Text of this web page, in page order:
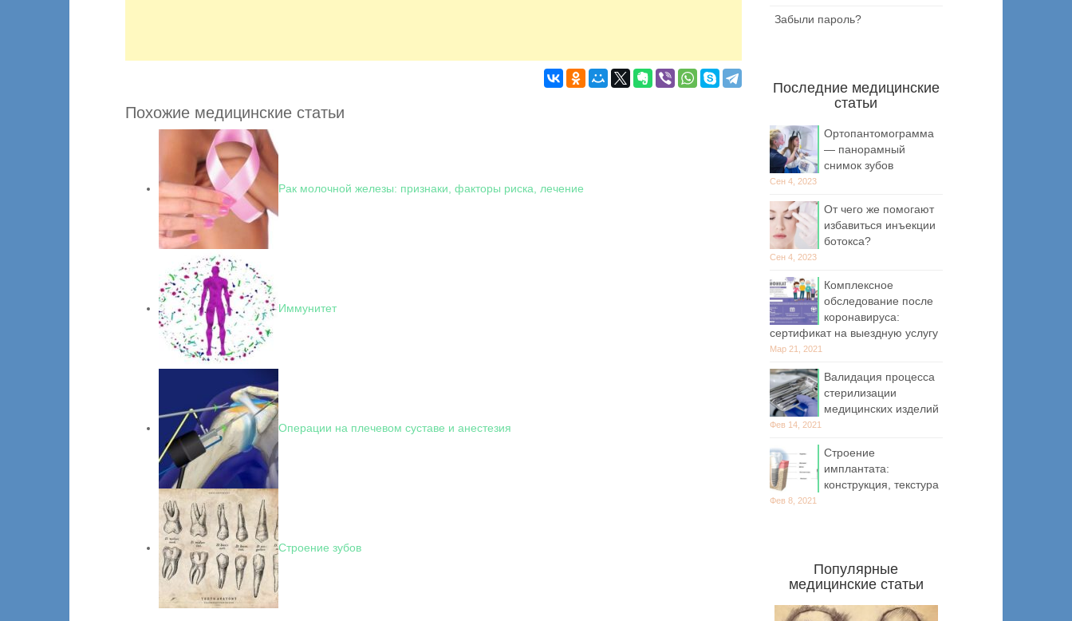
Похожие медицинские статьи
Рак молочной железы: признаки, факторы риска, лечение
Иммунитет
Операции на плечевом суставе и анестезия
Строение зубов
Забыли пароль?
Последние медицинские
статьи
Ортопантомограмма
— панорамный
снимок зубов
Сен 4, 2023
От чего же помогают
избавиться инъекции
ботокса?
Сен 4, 2023
Комплексное
обследование после
коронавируса:
сертификат на выездную услугу
Мар 21, 2021
Валидация процесса
стерилизации
медицинских изделий
Фев 14, 2021
Строение
имплантата:
конструкция, текстура
Фев 8, 2021
Популярные
медицинские статьи